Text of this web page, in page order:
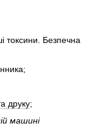
токсини. Безпечна
друку;
машині